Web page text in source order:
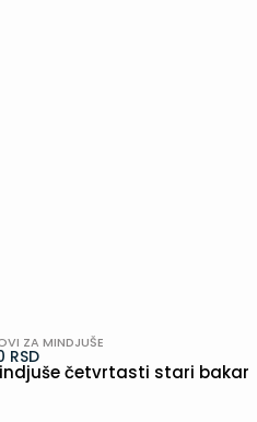
ZA MINDJUŠE
RSD
četvrtasti stari bakar